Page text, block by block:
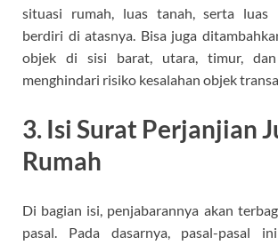
situasi rumah, luas tanah, serta luas
berdiri di atasnya. Bisa juga
objek di sisi barat, utara, timur,
menghindari risiko kesalahan objek
3. Isi Surat Perjanjian
Rumah
Di bagian isi, penjabarannya akan
pasal. Pada dasarnya, pasal-pasal